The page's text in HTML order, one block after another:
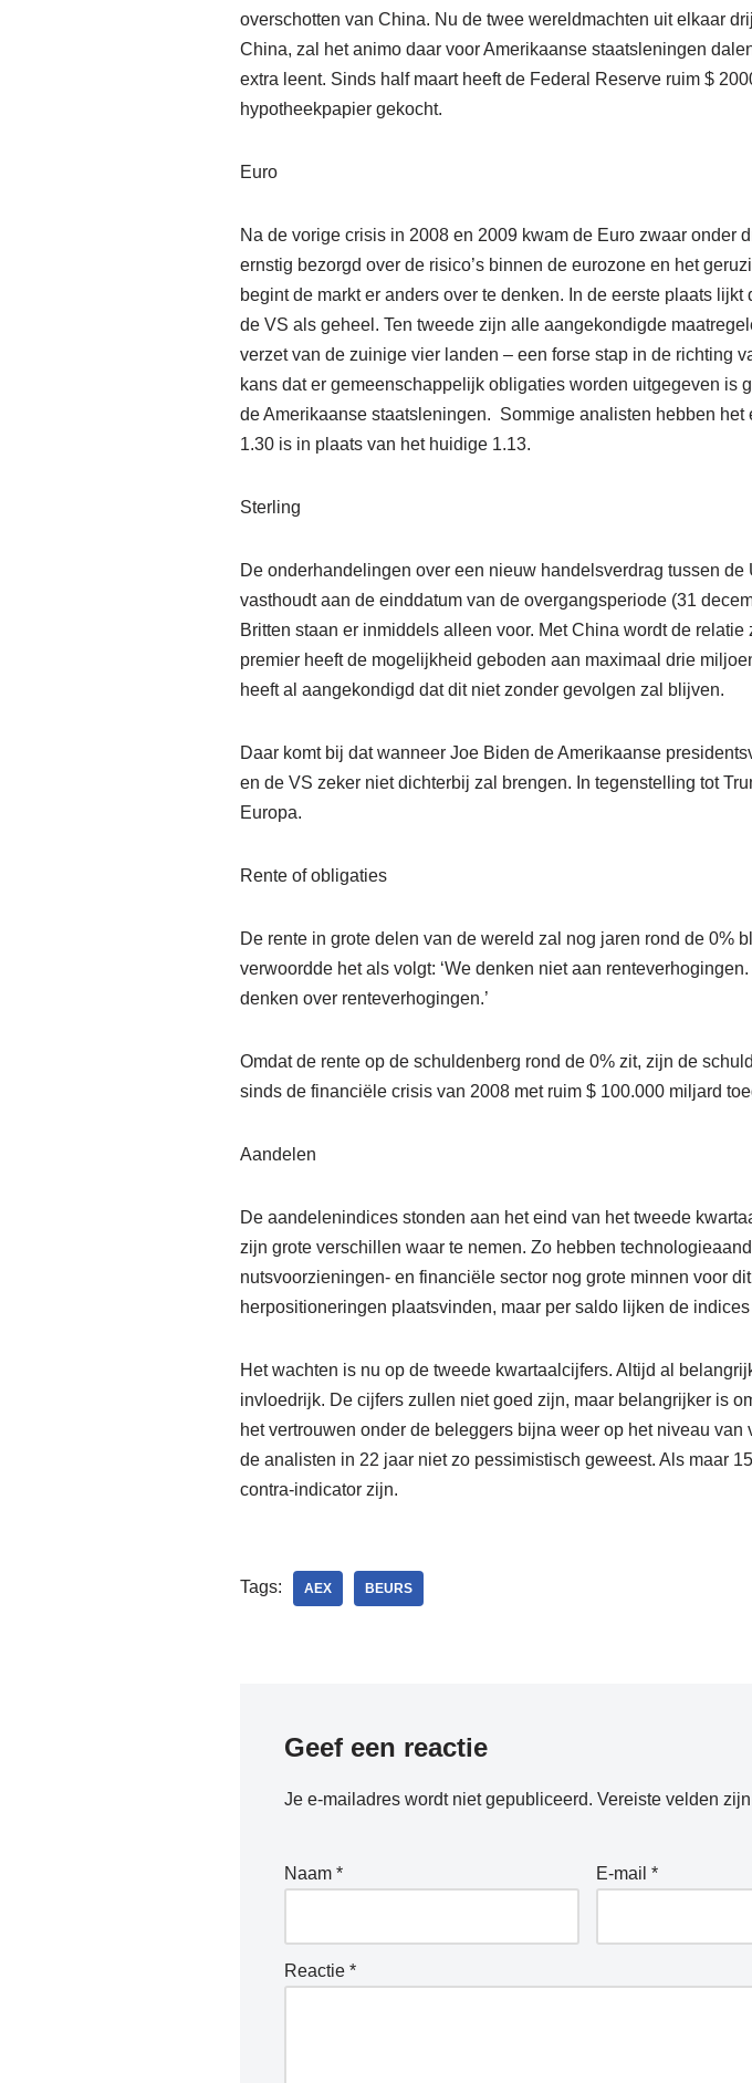
overschotten van China. Nu de twee wereldmachten uit elkaar
China, zal het animo daar voor Amerikaanse staatsleningen
extra leent. Sinds half maart heeft de Federal Reserve ruim $
hypotheekpapier gekocht.
Euro
Na de vorige crisis in 2008 en 2009 kwam de Euro zwaar onder
ernstig bezorgd over de risico’s binnen de eurozone en het
begint de markt er anders over te denken. In de eerste plaats
de VS als geheel. Ten tweede zijn alle aangekondigde
verzet van de zuinige vier landen – een forse stap in de richting
kans dat er gemeenschappelijk obligaties worden uitgegeven is
de Amerikaanse staatsleningen. Sommige analisten hebben
1.30 is in plaats van het huidige 1.13.
Sterling
De onderhandelingen over een nieuw handelsverdrag tussen
vasthoudt aan de einddatum van de overgangsperiode (31
Britten staan er inmiddels alleen voor. Met China wordt de
premier heeft de mogelijkheid geboden aan maximaal drie
heeft al aangekondigd dat dit niet zonder gevolgen zal blijven.
Daar komt bij dat wanneer Joe Biden de Amerikaanse
en de VS zeker niet dichterbij zal brengen. In tegenstelling tot
Europa.
Rente of obligaties
De rente in grote delen van de wereld zal nog jaren rond de 0%
verwoordde het als volgt: ‘We denken niet aan
denken over renteverhogingen.’
Omdat de rente op de schuldenberg rond de 0% zit, zijn de
sinds de financiële crisis van 2008 met ruim $ 100.000 miljard
Aandelen
De aandelenindices stonden aan het eind van het tweede
zijn grote verschillen waar te nemen. Zo hebben
nutsvoorzieningen- en financiële sector nog grote minnen voor
herpositioneringen plaatsvinden, maar per saldo lijken de
Het wachten is nu op de tweede kwartaalcijfers. Altijd al
invloedrijk. De cijfers zullen niet goed zijn, maar belangrijker is
het vertrouwen onder de beleggers bijna weer op het niveau
de analisten in 22 jaar niet zo pessimistisch geweest. Als maar
contra-indicator zijn.
Tags: AEX BEURS
Geef een reactie
Je e-mailadres wordt niet gepubliceerd. Vereiste velden
Naam * E-mail *
Reactie *